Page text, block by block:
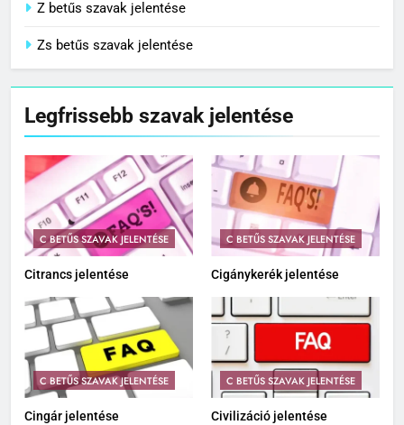
Z betűs szavak jelentése
Zs betűs szavak jelentése
Legfrissebb szavak jelentése
C BETŰS SZAVAK JELENTÉSE
Citrancs jelentése
C BETŰS SZAVAK JELENTÉSE
Cigánykerék jelentése
C BETŰS SZAVAK JELENTÉSE
Cingár jelentése
C BETŰS SZAVAK JELENTÉSE
Civilizáció jelentése